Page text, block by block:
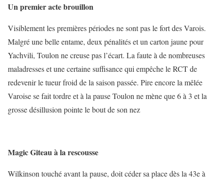
Un premier acte brouillon
Visiblement les premières périodes ne sont pas le fort des Varois.
Malgré une belle entame, deux pénalités et un carton jaune pour
Yachvili, Toulon ne creuse pas l’écart. La faute à de nombreuses
maladresses et une certaine suffisance qui empêche le RCT de
redevenir le tueur froid de la saison passée. Pire encore la mêlée
Varoise se fait tordre et à la pause Toulon ne mène que 6 à 3 et la
grosse désillusion pointe le bout de son nez
Magic Giteau à la rescousse
Wilkinson touché avant la pause, doit céder sa place dès la 43e à